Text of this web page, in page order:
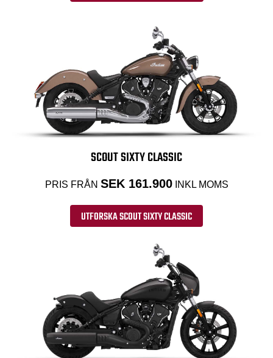
SCOUT SIXTY CLASSIC
PRIS FRÅN SEK 161.900 INKL MOMS
UTFORSKA SCOUT SIXTY CLASSIC